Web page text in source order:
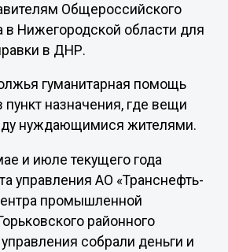
Общероссийского
в Нижегородской области для
в ДНР.
гуманитарная помощь
пункт назначения, где вещи
нуждающимися жителями.
и июле текущего года
управления АО «Транснефть-
промышленной
районного
собрали деньги и